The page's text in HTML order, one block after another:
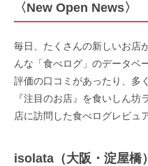
〈New Open News〉
毎日、たくさんの新しいお店
んな「食べログ」のデータベ
評価の口コミがあったり、多
『注目のお店』を食いしん
店に訪問した食べログレビュ
isolata（大阪・淀屋橋）